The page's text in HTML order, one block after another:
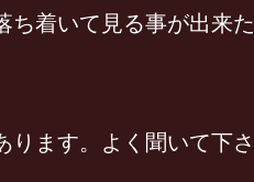
着いて見る事が出来た
ます。よく聞いて下さ